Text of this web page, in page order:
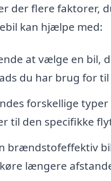
der flere faktorer,
kan hjælpe med:
at vælge en bil,
du har brug for
forskellige
til den specifikke
brændstofeffektiv
længere